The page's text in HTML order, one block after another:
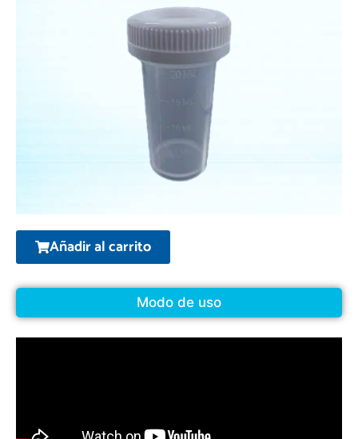
Añadir al carrito
Modo de uso